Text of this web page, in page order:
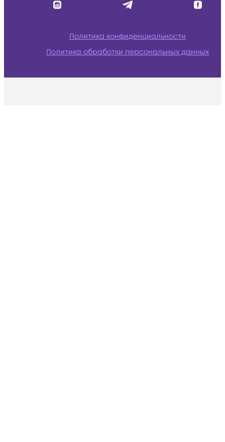
Политика конфиденциальности
Политика обработки персональных данных